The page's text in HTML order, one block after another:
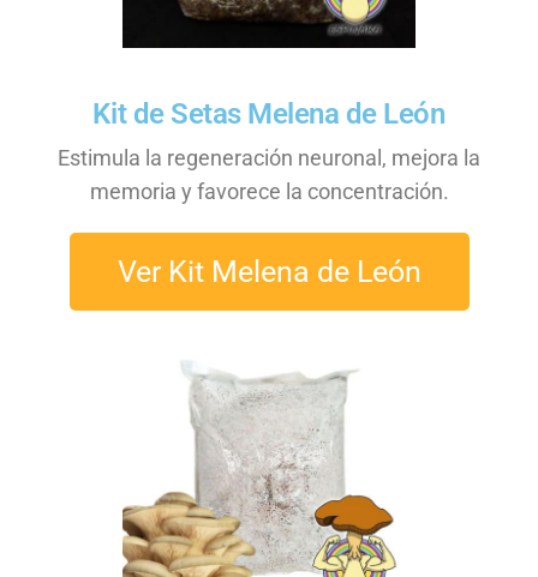
Kit de Setas Melena de León
Estimula la regeneración neuronal, mejora la
memoria y favorece la concentración.
Ver Kit Melena de León